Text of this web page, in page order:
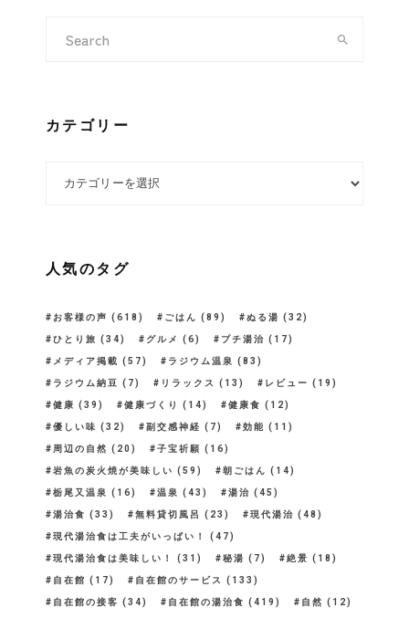
カテゴリー
人気のタグ
お客様の声 (618) ごはん (89) ぬる湯 (32)
ひとり旅 (34) グルメ (6) プチ湯治 (17)
メディア掲載 (57) ラジウム温泉 (83)
ラジウム納豆 (7) リラックス (13) レビュー (19)
健康 (39) 健康づくり (14) 健康食 (12)
優しい味 (32) 副交感神経 (7) 効能 (11)
周辺の自然 (20) 子宝祈願 (16)
岩魚の炭火焼が美味しい (59) 朝ごはん (14)
栃尾又温泉 (16) 温泉 (43) 湯治 (45)
湯治食 (33) 無料貸切風呂 (23) 現代湯治 (48)
現代湯治食は工夫がいっぱい！ (47)
現代湯治食は美味しい！ (31) 秘湯 (7) 絶景 (18)
自在館 (17) 自在館のサービス (133)
自在館の接客 (34) 自在館の湯治食 (419) 自然 (12)